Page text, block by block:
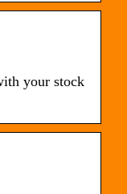
your stock